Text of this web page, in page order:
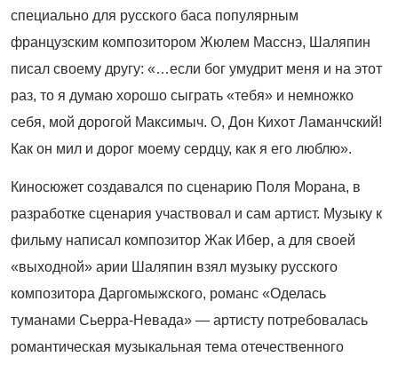
специально для русского баса популярным
французским композитором Жюлем Масснэ, Шаляпин
писал своему другу: «…если бог умудрит меня и на этот
раз, то я думаю хорошо сыграть «тебя» и немножко
себя, мой дорогой Максимыч. О, Дон Кихот Ламанчский!
Как он мил и дорог моему сердцу, как я его люблю».
Киносюжет создавался по сценарию Поля Морана, в
разработке сценария участвовал и сам артист. Музыку к
фильму написал композитор Жак Ибер, а для своей
«выходной» арии Шаляпин взял музыку русского
композитора Даргомыжского, романс «Оделась
туманами Сьерра-Невада» — артисту потребовалась
романтическая музыкальная тема отечественного